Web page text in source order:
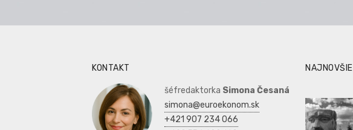
KONTAKT
šéfredaktorka Simona Česaná
simona@euroekonom.sk
+421 907 234 066
NAJNOVŠIE